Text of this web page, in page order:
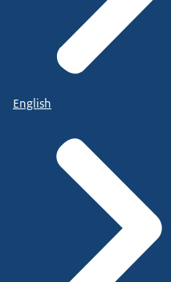
English